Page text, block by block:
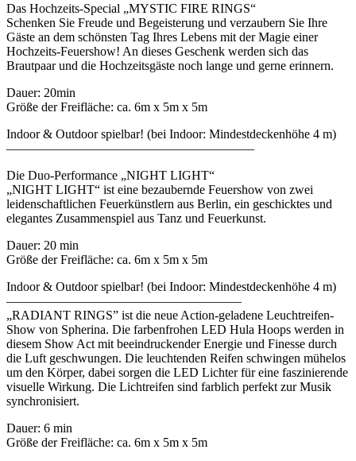
Das Hochzeits-Special „MYSTIC FIRE RINGS“
Schenken Sie Freude und Begeisterung und verzaubern Sie Ihre
Gäste an dem schönsten Tag Ihres Lebens mit der Magie einer
Hochzeits-Feuershow! An dieses Geschenk werden sich das
Brautpaar und die Hochzeitsgäste noch lange und gerne erinnern.
Dauer: 20min
Größe der Freifläche: ca. 6m x 5m x 5m
Indoor & Outdoor spielbar! (bei Indoor: Mindestdeckenhöhe 4 m)
———————————————————–
Die Duo-Performance „NIGHT LIGHT“
„NIGHT LIGHT“ ist eine bezaubernde Feuershow von zwei
leidenschaftlichen Feuerkünstlern aus Berlin, ein geschicktes und
elegantes Zusammenspiel aus Tanz und Feuerkunst.
Dauer: 20 min
Größe der Freifläche: ca. 6m x 5m x 5m
Indoor & Outdoor spielbar! (bei Indoor: Mindestdeckenhöhe 4 m)
——————————————————–
„RADIANT RINGS” ist die neue Action-geladene Leuchtreifen-
Show von Spherina. Die farbenfrohen LED Hula Hoops werden in
diesem Show Act mit beeindruckender Energie und Finesse durch
die Luft geschwungen. Die leuchtenden Reifen schwingen mühelos
um den Körper, dabei sorgen die LED Lichter für eine faszinierende
visuelle Wirkung. Die Lichtreifen sind farblich perfekt zur Musik
synchronisiert.
Dauer: 6 min
Größe der Freifläche: ca. 6m x 5m x 5m